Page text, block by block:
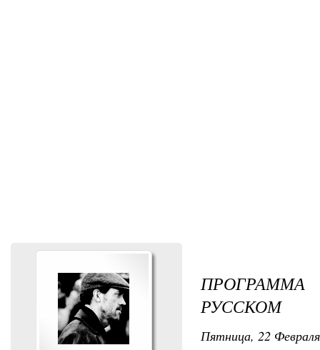
РУССКОМ
Пятница, 22